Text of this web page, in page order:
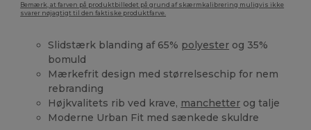
Bemærk, at farven på produktbilledet på grund af skærmkalibrering muligvis ikke
svarer nøjagtigt til den faktiske produktfarve.
Slidstærk blanding af 65% polyester og 35%
bomuld
Mærkefrit design med størrelseschip for nem
rebranding
Højkvalitets rib ved krave, manchetter og talje
Moderne Urban Fit med sænkede skuldre